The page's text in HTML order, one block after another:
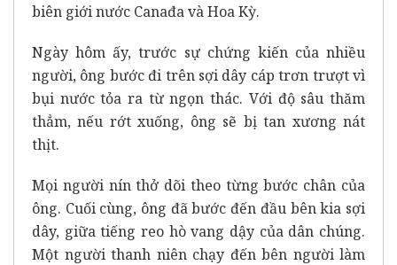
biên giới nước Canađa và Hoa Kỳ.
Ngày hôm ấy, trước sự chứng kiến của nhiều
người, ông bước đi trên sợi dây cáp trơn trượt vì
bụi nước tỏa ra từ ngọn thác. Với độ sâu thăm
thẳm, nếu rớt xuống, ông sẽ bị tan xương nát
thịt.
Mọi người nín thở dõi theo từng bước chân của
ông. Cuối cùng, ông đã bước đến đầu bên kia sợi
dây, giữa tiếng reo hò vang dậy của dân chúng.
Một người thanh niên chạy đến bên người làm